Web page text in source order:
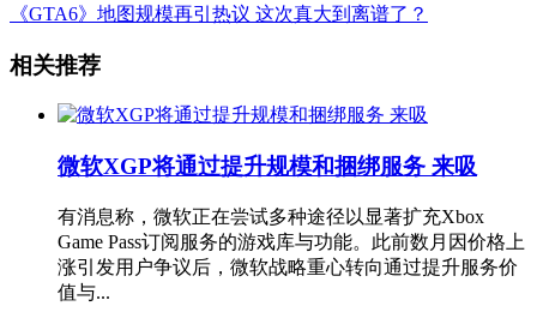
《GTA6》地图规模再引热议 这次真大到离谱了？
相关推荐
微软XGP将通过提升规模和捆绑服务 来吸
有消息称，微软正在尝试多种途径以显著扩充Xbox
Game Pass订阅服务的游戏库与功能。此前数月因价格上
涨引发用户争议后，微软战略重心转向通过提升服务价
值与...